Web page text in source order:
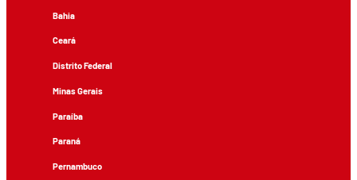
Bahia
Ceará
Distrito Federal
Minas Gerais
Paraíba
Paraná
Pernambuco